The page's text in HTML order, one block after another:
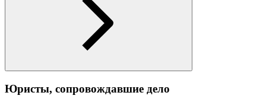
Юристы, сопровождавшие дело